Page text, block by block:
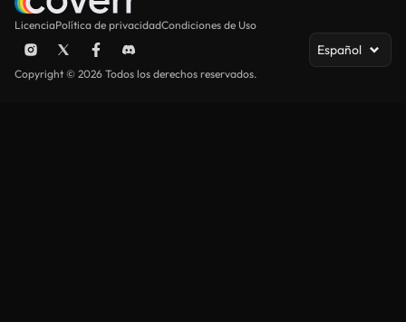
LicenciaPolítica de privacidadCondiciones de Uso
Español
Copyright © 2026 Todos los derechos reservados.